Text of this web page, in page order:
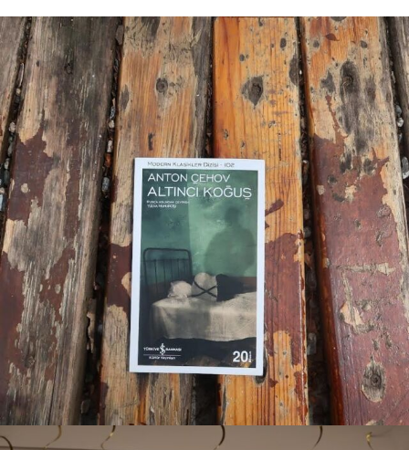
Not: Said Alp çok yardım